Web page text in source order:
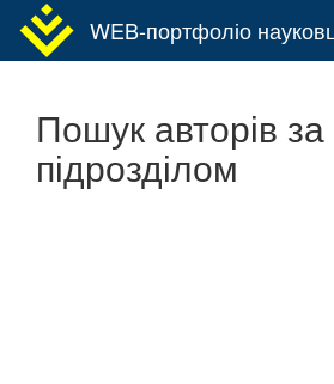
WEB-портфоліо
Пошук авторів за
підрозділом